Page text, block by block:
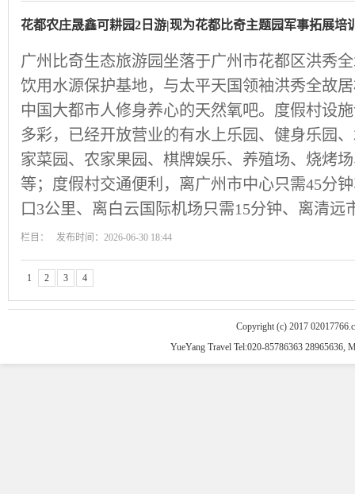
花都农庄晟鑫可耕园2日游|现为花都比奇主题园军事拓展培
广州比奇生态旅游园坐落于广州市花都区洪秀
饮用水源保护基地，与太平天国领袖洪秀全故
中国大都市人修身养心的天然氧吧。度假村设
多彩，已经开放营业的有水上乐园、健身乐园
家菜园、农家果园、棋牌娱乐、养殖场、烧烤
等；度假村交通便利，离广州市中心只需45分
口3公里、离白云国际机场只需15分钟、离清远
栏目： 发布时间：2026-06-30 18:44
1 2 3 4
Copyright (c) 2017
YueYang Travel Tel:020-85786363 28965636,